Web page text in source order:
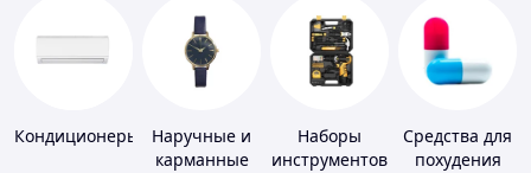
Кондиционеры
Наручные и
карманные
Наборы
инструментов
Средства для
похудения